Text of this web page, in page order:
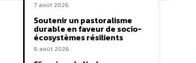
7 août 2026
Soutenir un pastoralisme
durable en faveur de socio-
écosystèmes résilients
6 août 2026